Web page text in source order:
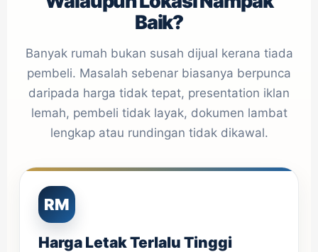
Baik?
Banyak rumah bukan susah dijual kerana tiada
pembeli. Masalah sebenar biasanya berpunca
daripada harga tidak tepat, presentation iklan
lemah, pembeli tidak layak, dokumen lambat
lengkap atau rundingan tidak dikawal.
RM
Harga Letak Terlalu Tinggi